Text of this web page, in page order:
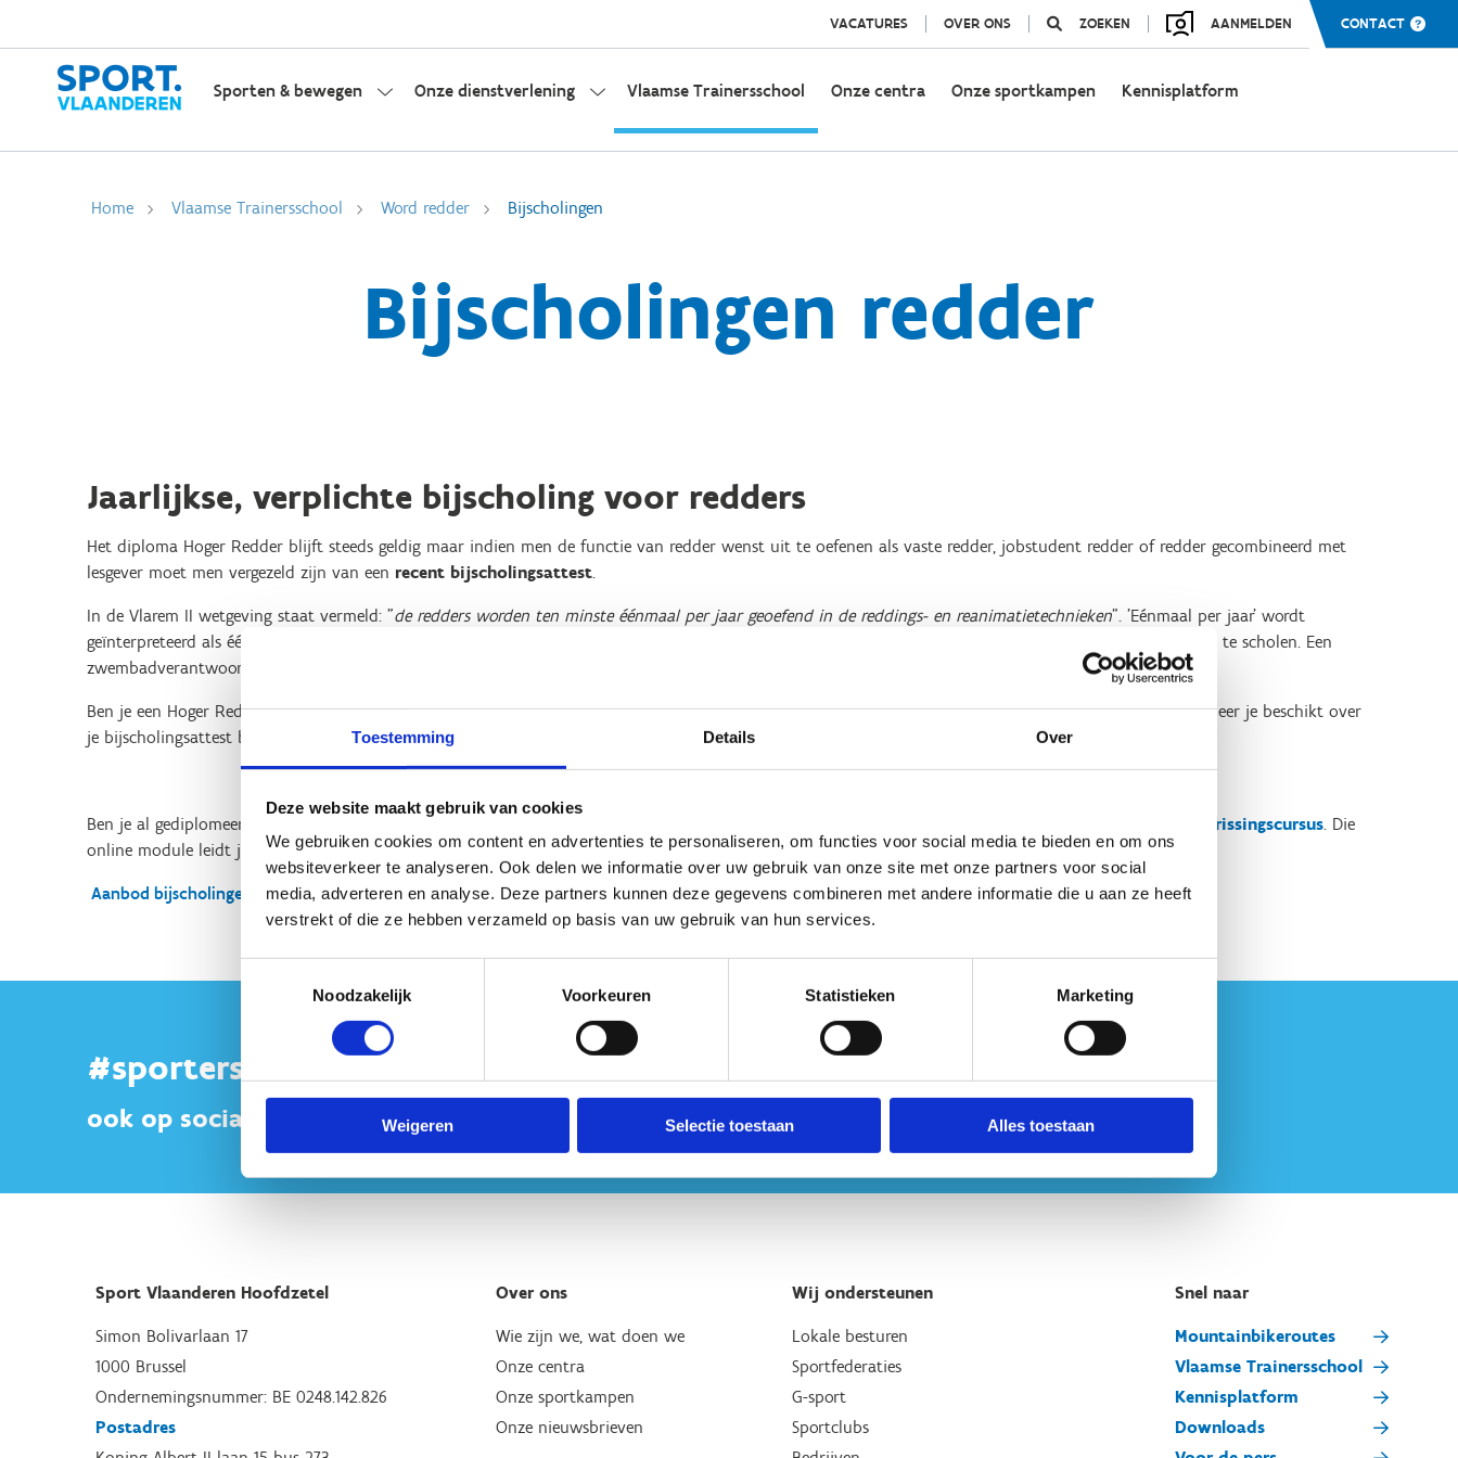
Toestemming Details Over
Deze website maakt gebruik van cookies
We gebruiken cookies om content en advertenties te personaliseren, om functies voor social media te bieden en om ons
websiteverkeer te analyseren. Ook delen we informatie over uw gebruik van onze site met onze partners voor social
media, adverteren en analyse. Deze partners kunnen deze gegevens combineren met andere informatie die u aan ze heeft
verstrekt of die ze hebben verzameld op basis van uw gebruik van hun services.
Noodzakelijk
Voorkeuren Statistieken Marketing
Weigeren Selectie toestaan Alles toestaan
VACATURES OVER ONS ZOEKEN AANMELDEN CONTACT
Sporten & bewegen Onze dienstverlening Vlaamse Trainersschool Onze centra Onze sportkampen Kennisplatform
Home Vlaamse Trainersschool Word redder Bijscholingen
Bijscholingen redder
Jaarlijkse, verplichte bijscholing voor redders
Het diploma Hoger Redder blijft steeds geldig maar indien men de functie van redder wenst uit te oefenen als vaste redder, jobstudent redder of redder gecombineerd met
lesgever moet men vergezeld zijn van een recent bijscholingsattest.
In de Vlarem II wetgeving staat vermeld: "de redders worden ten minste éénmaal per jaar geoefend in de reddings- en reanimatietechnieken". 'Eénmaal per jaar' wordt
geïnterpreteerd als éénmaal per kalenderjaar, dus in principe moet men ten laatste op 31 december bijscholen. We adviseren beter te vroeg dan te laat bij te scholen. Een
zwembadverantwoordelijke (= werkgever) verkiest vaak een redder met een zeer recent (<12 maanden) bijscholingsattest.
Ben je een Hoger Redder en miste je langer dan een jaar een bijscholing? Schrijf je dan zeker zo vlug mogelijk in voor een bijscholing Redder. Enkel wanneer je beschikt over
je bijscholingsattest ben je opnieuw in orde volgens de Vlarem II wetgeving.
Ben je al gediplomeerd redder en wil je de meest recente cursusinhouden van de volledige opleiding Hoger Redder raadplegen? Dan kan dit via onze opfrissingscursus. Die
online module leidt je doorheen de laatste nieuwe opleidingsinhouden via ons e-learningplatform VTS Connect.
Aanbod bijscholingen redder
#sportersbelevenmeer
ook op sociale media
Sport Vlaanderen Hoofdzetel
Simon Bolivarlaan 17
1000 Brussel
Ondernemingsnummer: BE 0248.142.826
Postadres
Over ons
Wie zijn we, wat doen we
Onze centra
Onze sportkampen
Onze nieuwsbrieven
Wij ondersteunen
Lokale besturen
Sportfederaties
G-sport
Sportclubs
Snel naar
Mountainbikeroutes
Vlaamse Trainersschool
Kennisplatform
Downloads